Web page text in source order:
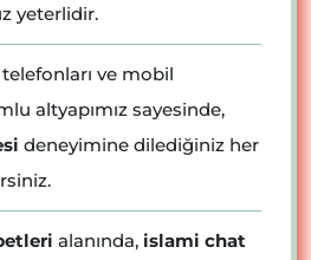
yeterlidir.
telefonları ve mobil
altyapımız sayesinde,
deneyimine dilediğiniz her
alanında, islami chat